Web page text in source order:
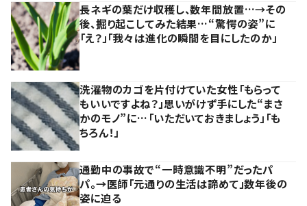
長ネギの葉だけ収穫し、数年間放置…→その
後、掘り起こしてみた結果…“驚愕の姿”に
「え？」「我々は進化の瞬間を目にしたのか」
洗濯物のカゴを片付けていた女性「もらって
もいいですよね？」思いがけず手にした“まさ
かのモノ”に…「いただいておきましょう」「も
ちろん！」
通勤中の事故で“一時意識不明”だったパ
パ。→医師「元通りの生活は諦めて」数年後の
姿に迫る